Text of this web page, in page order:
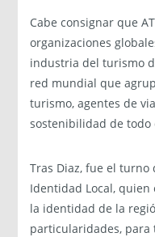
Cabe consignar que
organizaciones
industria del turismo
red mundial que
turismo, agentes de
sostenibilidad de todo
Tras Diaz, fue el turno
Identidad Local, quien
la identidad de la
particularidades, para